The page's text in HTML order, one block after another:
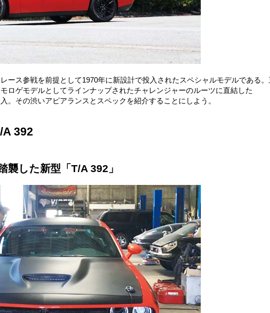
ース参戦を前提として1970年に新設計で投入されたスペシャルモデルである。
ロゲモデルとしてラインナップされたチャレンジャーのルーツに直結した
。その渋いアピアランスとスペックを紹介することにしよう。
392
した新型「T/A 392」